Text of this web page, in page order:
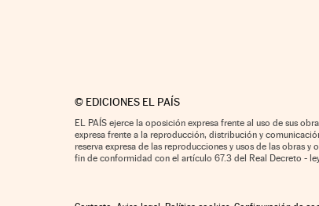
© EDICIONES EL PAÍS
EL PAÍS ejerce la oposición expresa frente al uso de sus
expresa frente a la reproducción, distribución y
reserva expresa de las reproducciones y usos de las obras
fin de conformidad con el artículo 67.3 del Real Decreto -